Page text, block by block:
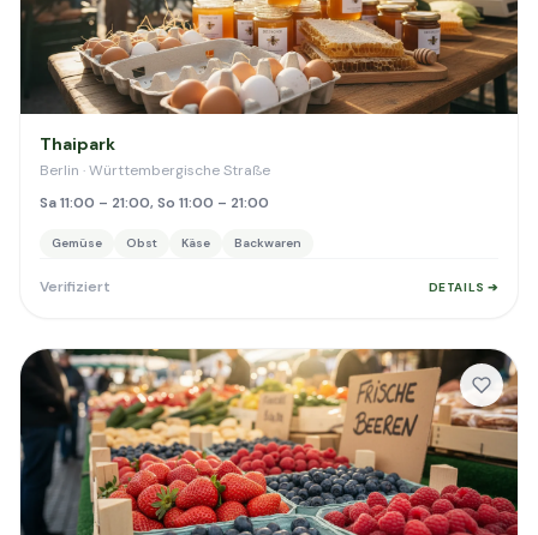
Thaipark
Berlin · Württembergische Straße
Sa 11:00 – 21:00, So 11:00 – 21:00
Gemüse Obst Käse Backwaren
Verifiziert DETAILS ➔